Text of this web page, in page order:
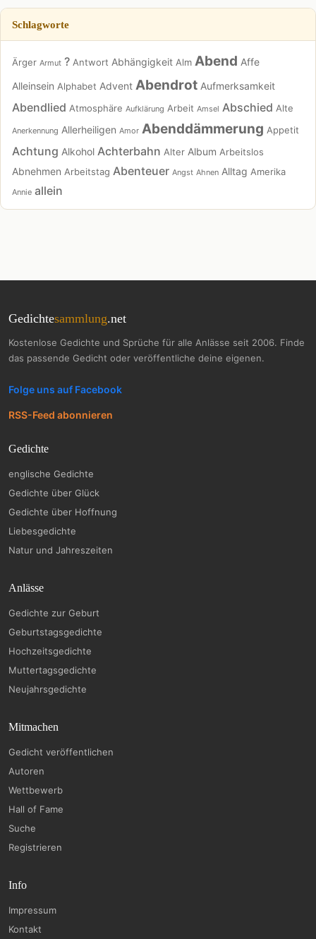
Schlagworte
Ärger Armut ? Antwort Abhängigkeit Alm Abend Affe
Alleinsein Alphabet Advent Abendrot Aufmerksamkeit
Abendlied Atmosphäre Aufklärung Arbeit Amsel Abschied Alte
Anerkennung Allerheiligen Amor Abenddämmerung Appetit
Achtung Alkohol Achterbahn Alter Album Arbeitslos
Abnehmen Arbeitstag Abenteuer Angst Ahnen Alltag Amerika
Annie allein
Gedichtesammlung.net
Kostenlose Gedichte und Sprüche für alle Anlässe seit 2006. Finde
das passende Gedicht oder veröffentliche deine eigenen.
Folge uns auf Facebook
RSS-Feed abonnieren
Gedichte
englische Gedichte
Gedichte über Glück
Gedichte über Hoffnung
Liebesgedichte
Natur und Jahreszeiten
Anlässe
Gedichte zur Geburt
Geburtstagsgedichte
Hochzeitsgedichte
Muttertagsgedichte
Neujahrsgedichte
Mitmachen
Gedicht veröffentlichen
Autoren
Wettbewerb
Hall of Fame
Suche
Registrieren
Info
Impressum
Kontakt